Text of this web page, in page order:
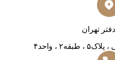
تهران
، واحد۴